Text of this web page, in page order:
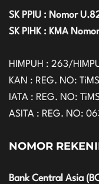
SK PPIU : Nomor
SK PIHK : KMA
HIMPUH : 263/
KAN : REG. NO:
IATA : REG. NO:
ASITA : REG. NO:
NOMOR
Bank Central Asia